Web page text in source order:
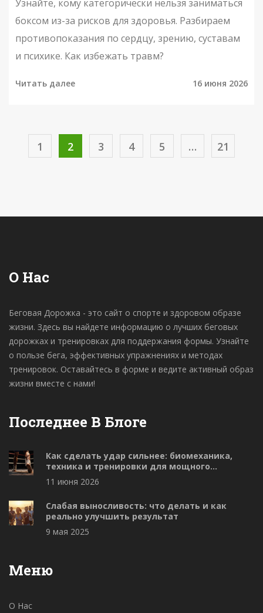
Узнайте, кому категорически нельзя заниматься
боксом из-за рисков для здоровья. Разбираем
противопоказания по сердцу, зрению, суставам
и психике. Как избежать травм?
Читать далее 16 июня 2026
1 2 3 4 5 … 21
О Нас
Беговая Дорожка - это сайт о спорте и здоровом образе
жизни. Здесь вы найдете информацию о лучших беговых
дорожках и тренировках для поддержания формы. Узнайте
о пользе бега, эффективных упражнениях и методах
тренировок. Оставайтесь в форме и ведите активный образ
жизни вместе с нами!
Последнее В Блоге
Как сделать удар сильнее: биомеханика,
техника и тренировки для мощного
боксерского удара
11 июня 2026
Слабая выносливость: что делать и как
реально улучшить результат
9 мая 2025
Меню
О Нас